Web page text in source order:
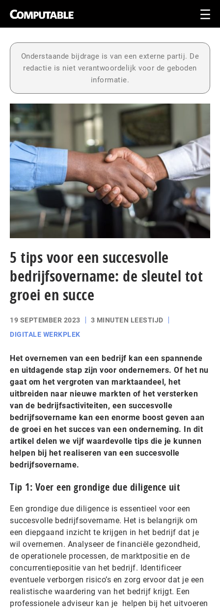
Onderstaande bijdrage is van een externe partij. De
redactie is niet verantwoordelijk voor de geboden
informatie.
5 tips voor een succesvolle
bedrijfsovername: de sleutel tot
groei en succe
19 SEPTEMBER 2023
3 MINUTEN LEESTIJD
DIGITALE WERKPLEK
Het overnemen van een bedrijf kan een spannende
en uitdagende stap zijn voor ondernemers. Of het nu
gaat om het vergroten van marktaandeel, het
uitbreiden naar nieuwe markten of het versterken
van de bedrijfsactiviteiten, een succesvolle
bedrijfsovername kan een enorme boost geven aan
de groei en het succes van een onderneming. In dit
artikel delen we vijf waardevolle tips die je kunnen
helpen bij het realiseren van een succesvolle
bedrijfsovername.
Tip 1: Voer een grondige due diligence uit
Een grondige due diligence is essentieel voor een
succesvolle bedrijfsovername. Het is belangrijk om
een diepgaand inzicht te krijgen in het bedrijf dat je
wil overnemen. Analyseer de financiële gezondheid,
de operationele processen, de marktpositie en de
concurrentiepositie van het bedrijf. Identificeer
eventuele verborgen risico’s en zorg ervoor dat je een
realistische waardering van het bedrijf krijgt. Een
professionele adviseur kan je helpen bij het uitvoeren